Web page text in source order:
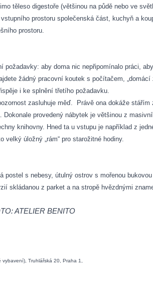
těleso digestoře (většinou na půdě nebo ve
prostoru společenská část, kuchyň a
prostoru.
požadavky: aby doma nic nepřipomínalo práci,
žádný pracovní koutek s počítačem,
i ke splnění třetího požadavku.
zasluhuje měď.
Právě ona dokáže
Dokonale provedený nábytek je většinou z
knihovny. Hned ta u vstupu je například z
velký úložný „rám“ pro starožitné hodiny.
postel s nebesy, útulný ostrov s mořenou
skládanou z parket a na stropě hvězdnými
ATELIER BENITO
Truhlářská 20, Praha 1,